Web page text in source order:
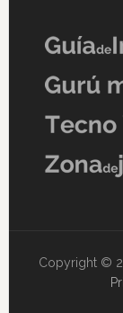
Copyright ©